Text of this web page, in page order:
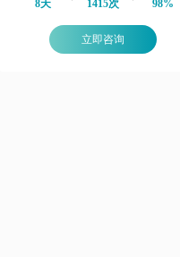
8天
1415次
98%
立即咨询